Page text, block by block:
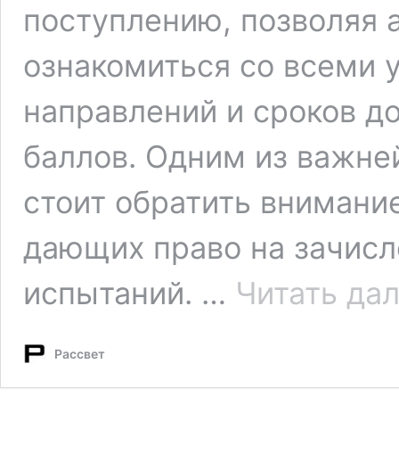
поступлению, позволяя
ознакомиться со всеми
направлений и сроков
баллов. Одним из
стоит обратить
дающих право на
испытаний. … Читать
Рассвет